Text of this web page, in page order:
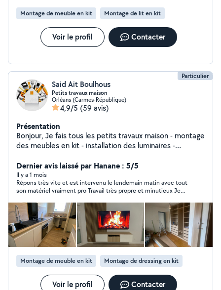
Montage de meuble en kit Montage de lit en kit
Voir le profil Contacter
Particulier
Said Ait Boulhous
Petits travaux maison
Orléans (Carmes-République)
4,9/5 (59 avis)
Présentation
Bonjour, Je fais tous les petits travaux maison - montage
des meubles en kit - installation des luminaires -
placards , Rideaux ) - décoration
Dernier avis laissé par Hanane : 5/5
Il y a 1 mois
Répons très vite et est intervenu le lendemain matin avec tout
son matériel vraiment pro Travail très propre et minutieux Je
Montage de meuble en kit Montage de dressing en kit
Voir le profil Contacter